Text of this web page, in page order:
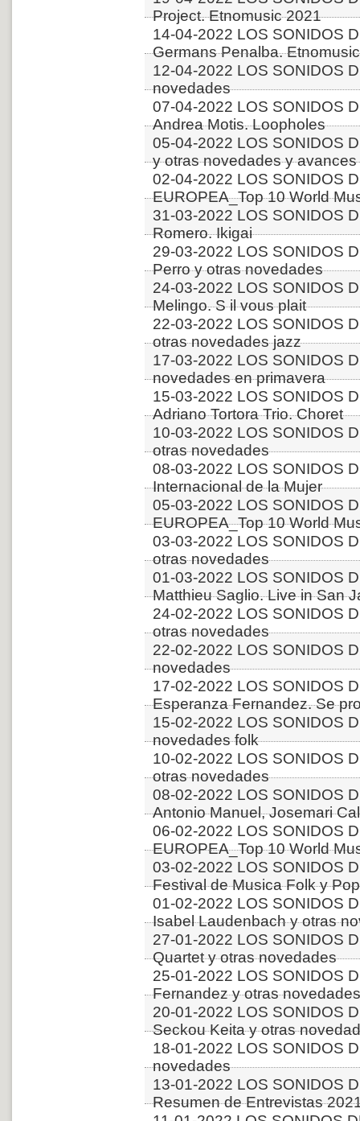
Project. Etnomusic 2021
14-04-2022 LOS SONIDOS
Germans Penalba.
12-04-2022 LOS SONIDOS
novedades
07-04-2022 LOS SONIDOS
Andrea Motis. Loopholes
05-04-2022 LOS SONIDOS
y otras novedades y avances
02-04-2022 LOS SONIDOS
EUROPEA_Top 10 World
31-03-2022 LOS SONIDOS
Romero. Ikigai
29-03-2022 LOS SONIDOS
Perro y otras novedades
24-03-2022 LOS SONIDOS
Melingo. S il vous plait
22-03-2022 LOS SONIDOS
otras novedades jazz
17-03-2022 LOS SONIDOS
novedades en primavera
15-03-2022 LOS SONIDOS
Adriano Tortora Trio. Choret
10-03-2022 LOS SONIDOS
otras novedades
08-03-2022 LOS SONIDOS
Internacional de la Mujer
05-03-2022 LOS SONIDOS
EUROPEA_Top 10 World
03-03-2022 LOS SONIDOS
otras novedades
01-03-2022 LOS SONIDOS
Matthieu Saglio. Live in San
24-02-2022 LOS SONIDOS
otras novedades
22-02-2022 LOS SONIDOS
novedades
17-02-2022 LOS SONIDOS
Esperanza Fernandez. Se
15-02-2022 LOS SONIDOS
novedades folk
10-02-2022 LOS SONIDOS
otras novedades
08-02-2022 LOS SONIDOS
Antonio Manuel, Josemari
06-02-2022 LOS SONIDOS
EUROPEA_Top 10 World
03-02-2022 LOS SONIDOS
Festival de Musica Folk y
01-02-2022 LOS SONIDOS
Isabel Laudenbach y otras
27-01-2022 LOS SONIDOS
Quartet y otras novedades
25-01-2022 LOS SONIDOS
Fernandez y otras novedades
20-01-2022 LOS SONIDOS
Seckou Keita y otras
18-01-2022 LOS SONIDOS
novedades
13-01-2022 LOS SONIDOS
Resumen de Entrevistas